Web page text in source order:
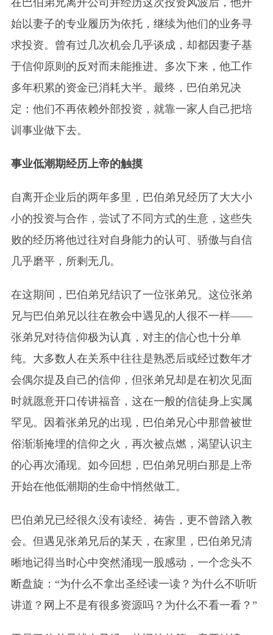
在巴伯弟兄离开公司并经历这次投资风波后，他开
始以妻子的专业履历为依托，继续为他们的业务寻
求投资。曾有过几次机会几乎谈成，却都因妻子基
于信仰原则的反对而未能推进。多次下来，他工作
多年积累的资金已消耗大半。最终，巴伯弟兄决
定：他们不再依赖外部投资，就靠一家人自己把培
训事业做下去。
事业低潮期经历上帝的触摸
自离开企业后的两年多里，巴伯弟兄经历了大大小
小的投资与合作，尝试了不同方式的生意，这些失
败的经历将他过往对自身能力的认可、骄傲与自信
几乎磨平，所剩无几。
在这期间，巴伯弟兄结识了一位张弟兄。这位张弟
兄与巴伯弟兄以往在教会中遇见的人很不一样——
张弟兄对待信仰极为认真，对主的信心也十分单
纯。大多数人在关系中往往是熟悉后或经过数年才
会偶尔提及自己的信仰，但张弟兄却是在初次见面
时就愿意开口传讲福音，这在一般的信徒身上实属
罕见。因着张弟兄的出现，巴伯弟兄心中那曾被世
俗渐渐掩埋的信仰之火，再次被点燃，渴望认识主
的心再次涌现。如今回想，巴伯弟兄明白那是上帝
开始在他低潮期的生命中悄然做工。
巴伯弟兄已经很久没有读经、祷告，更不曾踏入教
会。但遇见张弟兄后的某天，在家里，巴伯弟兄清
晰地记得当时心中突然涌现一股感动，一个念头不
断盘旋：“为什么不拿出圣经读一读？为什么不听听
讲道？网上不是有很多资源吗？为什么不看一看？”